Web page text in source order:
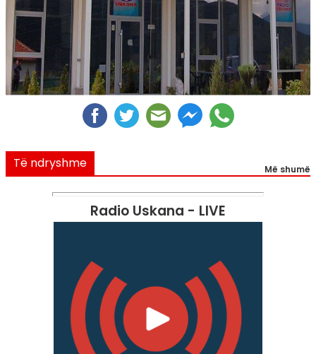
Të ndryshme Më shumë
Radio Uskana - LIVE